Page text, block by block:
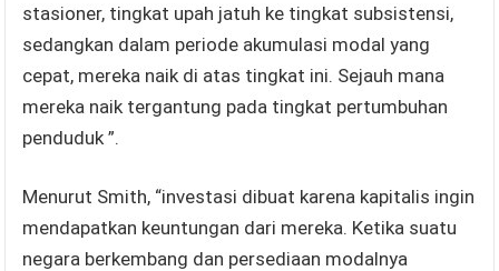
stasioner, tingkat upah jatuh ke tingkat subsistensi,
sedangkan dalam periode akumulasi modal yang
cepat, mereka naik di atas tingkat ini. Sejauh mana
mereka naik tergantung pada tingkat pertumbuhan
penduduk ”.
Menurut Smith, “investasi dibuat karena kapitalis ingin
mendapatkan keuntungan dari mereka. Ketika suatu
negara berkembang dan persediaan modalnya